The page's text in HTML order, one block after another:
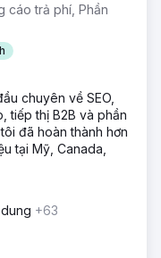
gian tải, cấu trúc
đổi và trải nghiệm
đã thực hiện một
các liên kết
động sản và các
thứ hạng tự nhiên
Sự gia tăng khả
phải trả tiền đã
và dân cư tăng
cáo trả phí, Phần
chuyên về SEO,
tiếp thị B2B và phần
đã hoàn thành hơn
tại Mỹ, Canada,
+63